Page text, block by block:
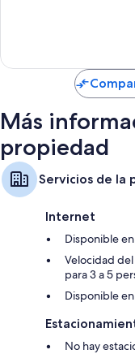
Más
propiedad
Servicios de la
Internet
Disponible
Velocidad
para 3 a 5
Disponible
No hay